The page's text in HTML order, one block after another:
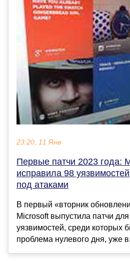
23:20, 11 Янв
Первые патчи 2023 года:
исправила 98
под атаками
В первый «вторник
Microsoft выпустила патчи
уязвимостей, среди которых
проблема нулевого дня, уже